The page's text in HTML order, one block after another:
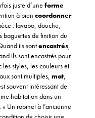
juste d’uneforme
à bien coordonner
: lavabo, douche,
baguettes de finition du
ils sontencastrés,
ils sont encastrés pour
styles, les couleurs et
sont multiples, mat,
souvent intéressant de
habitation dans un
Un robinet à l’ancienne